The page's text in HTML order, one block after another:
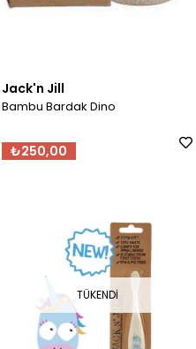
Jack'n Jill
Bambu Bardak Dino
₺250,00
TÜKENDI